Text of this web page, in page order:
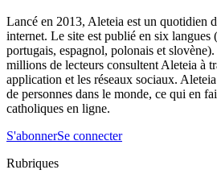
Lancé en 2013, Aleteia est un quotidien
internet. Le site est publié en six langues
portugais, espagnol, polonais et
millions de lecteurs consultent Aleteia à
application et les réseaux sociaux.
de personnes dans le monde, ce qui en
catholiques en ligne.
S'abonnerSe connecter
Rubriques